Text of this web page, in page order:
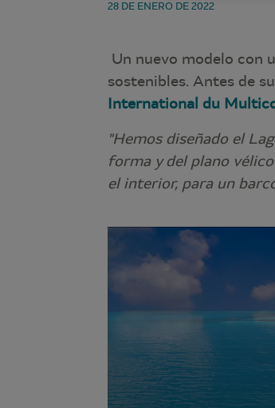
28 DE ENERO DE 2022
Un nuevo modelo con
sostenibles. Antes de
International du
"Hemos diseñado el
forma y del plano
el interior, para un